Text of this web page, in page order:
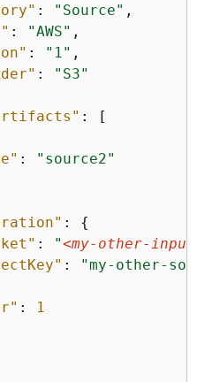
: "Source" ,
: "AWS" ,
: "1" ,
:
"S3"
: [
:
"source2"
: {
: "<my-other-input-
:
"my-other-
:
1